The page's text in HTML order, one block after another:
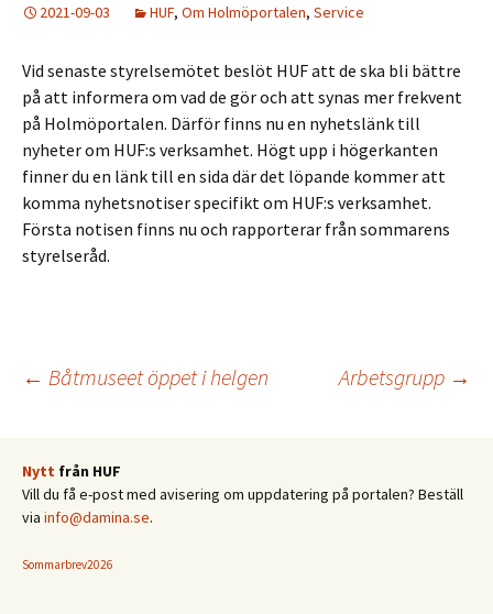
2021-09-03 HUF, Om Holmöportalen, Service
Vid senaste styrelsemötet beslöt HUF att de ska bli bättre
på att informera om vad de gör och att synas mer frekvent
på Holmöportalen. Därför finns nu en nyhetslänk till
nyheter om HUF:s verksamhet. Högt upp i högerkanten
finner du en länk till en sida där det löpande kommer att
komma nyhetsnotiser specifikt om HUF:s verksamhet.
Första notisen finns nu och rapporterar från sommarens
styrelseråd.
Inläggsnavigering
← Båtmuseet öppet i helgen Arbetsgrupp →
Nytt från HUF
Vill du få e-post med avisering om uppdatering på portalen? Beställ
via info@damina.se.
Sommarbrev2026